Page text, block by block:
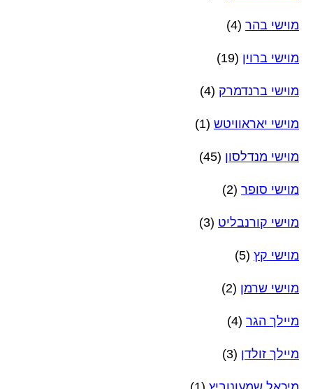
מוישי בהר (4)
מוישי ברוין (19)
מוישי ברנדמרק (4)
מוישי יאראוויטש (1)
מוישי מנדלסון (45)
מוישי סופר (2)
מוישי קורנבליט (3)
מוישי קץ (5)
מוישי שרמן (2)
מיילך הגר (4)
מיילך זולדן (3)